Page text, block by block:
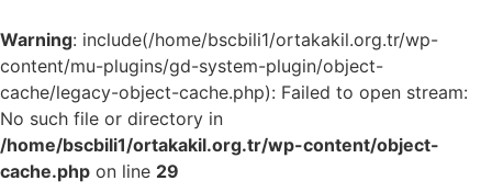
Warning: include(/home/bscbili1/ortakakil.org.tr/wp-
content/mu-plugins/gd-system-plugin/object-
cache/legacy-object-cache.php): Failed to open stream:
No such file or directory in
/home/bscbili1/ortakakil.org.tr/wp-content/object-
cache.php on line 29